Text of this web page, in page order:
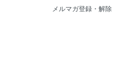
メルマガ登録・解除